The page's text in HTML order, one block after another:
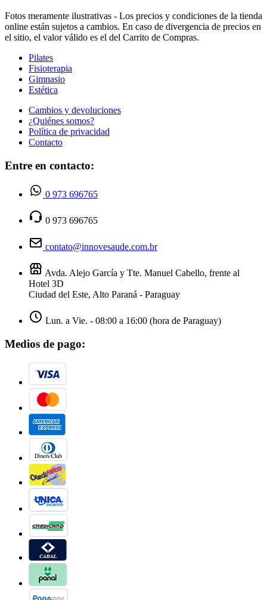
Fotos meramente ilustrativas - Los precios y condiciones de la tienda
online están sujetos a cambios. En caso de divergencia de precios en
el sitio, el valor válido es el del Carrito de Compras.
Pilates
Fisioterapia
Gimnasio
Estética
Cambios y devoluciones
¿Quiénes somos?
Política de privacidad
Contacto
Entre en contacto:
0 973 696765
0 973 696765
contato@innovesaude.com.br
Avda. Alejo García y Tte. Manuel Cabello, frente al
Hotel 3D
Ciudad del Este, Alto Paraná - Paraguay
Lun. a Vie. - 08:00 a 16:00 (hora de Paraguay)
Medios de pago: